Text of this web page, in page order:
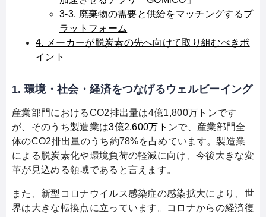
3-3. 廃棄物の需要と供給をマッチングするプ
ラットフォーム
4. メーカーが脱炭素の先へ向けて取り組むべきポ
イント
1. 環境・社会・経済をつなげるウェルビーイング
産業部門におけるCO2排出量は4億1,800万トンです
が、そのうち製造業は3億2,600万トンで、産業部門全
体のCO2排出量のうち約78%を占めています。製造業
による脱炭素化や環境負荷の軽減に向け、今後大きな変
革が見込める領域であると言えます。
また、新型コロナウイルス感染症の感染拡大により、世
界は大きな転換点に立っています。コロナからの経済復